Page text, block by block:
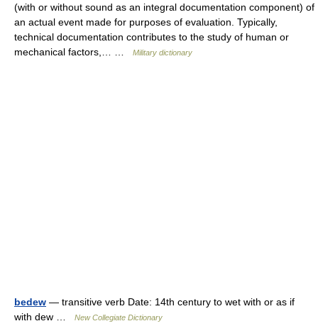
(with or without sound as an integral documentation component) of
an actual event made for purposes of evaluation. Typically,
technical documentation contributes to the study of human or
mechanical factors,… …
Military dictionary
bedew — transitive verb Date: 14th century to wet with or as if
with dew …
New Collegiate Dictionary